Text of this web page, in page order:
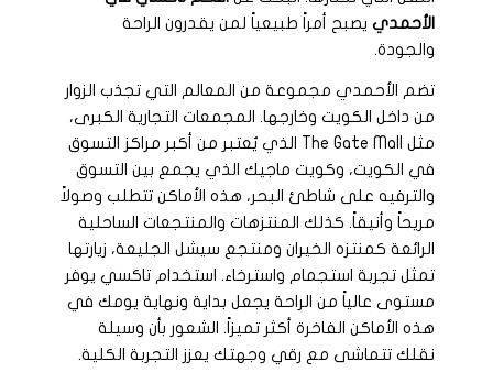
الأحمدييصبح أمراً طبيعياً لمن يقدرون الراحة
والجودة.
تضم الأحمدي مجموعة من المعالم التي تجذب الزوار
من داخل الكويت وخارجها. المجمعات التجارية الكبرى،
مثل The Gate Mall الذي يُعتبر من أكبر مراكز التسوق
في الكويت، وكويت ماجيك الذي يجمع بين التسوق
والترفيه على شاطئ البحر، هذه الأماكن تتطلب وصولاً
مريحاً وأنيقاً. كذلك المنتزهات والمنتجعات الساحلية
الرائعة كمنتزه الخيران ومنتجع سيشل الجليعة، زيارتها
تمثل تجربة استجمام واسترخاء. استخدام تاكسي يوفر
مستوى عالياً من الراحة يجعل بداية ونهاية يومك في
هذه الأماكن الفاخرة أكثر تميزاً. الشعور بأن وسيلة
نقلك تتماشى مع رقي وجهتك يعزز التجربة الكلية.